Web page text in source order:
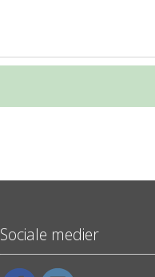
Sociale medier